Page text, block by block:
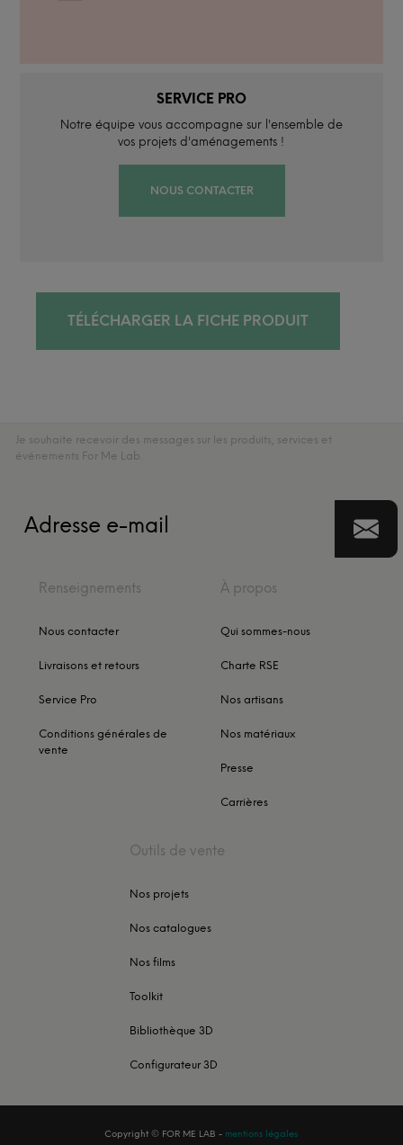
SERVICE PRO
Notre équipe vous accompagne sur l'ensemble de
vos projets d'aménagements !
NOUS CONTACTER
TÉLÉCHARGER LA FICHE PRODUIT
Je souhaite recevoir des messages sur les produits, services et
événements For Me Lab.
Renseignements
Nous contacter
Livraisons et retours
Service Pro
Conditions générales de
vente
À propos
Qui sommes-nous
Charte RSE
Nos artisans
Nos matériaux
Presse
Carrières
Outils de vente
Nos projets
Nos catalogues
Nos films
Toolkit
Bibliothèque 3D
Configurateur 3D
Copyright © FOR ME LAB - mentions légales